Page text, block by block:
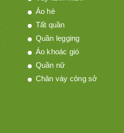
Áo hè
Tất quần
Quần legging
Áo khoác gió
Quần nữ
Chân váy công sở